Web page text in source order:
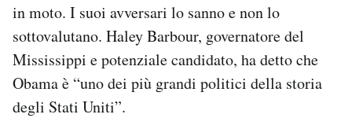
in moto. I suoi avversari lo sanno e non lo
sottovalutano. Haley Barbour, governatore del
Mississippi e potenziale candidato, ha detto che
Obama è “uno dei più grandi politici della storia
degli Stati Uniti”.